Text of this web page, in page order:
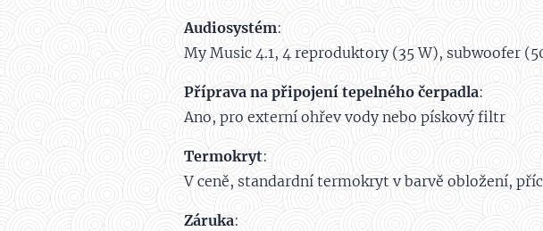
Audiosystém:
My Music 4.1, 4 reproduktory (35 W), subwoofer
Příprava na připojení tepelného čerpadla:
Ano, pro externí ohřev vody nebo pískový filtr
Termokryt:
V ceně, standardní termokryt v barvě obložení,
Záruka: